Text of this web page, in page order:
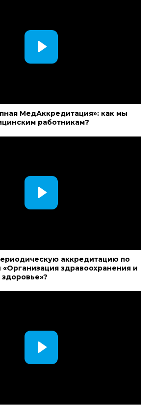
МедАккредитация»: как мы
работникам?
аккредитацию по
«Организация здравоохранения и